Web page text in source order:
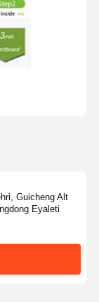
Guicheng Alt
Eyaleti